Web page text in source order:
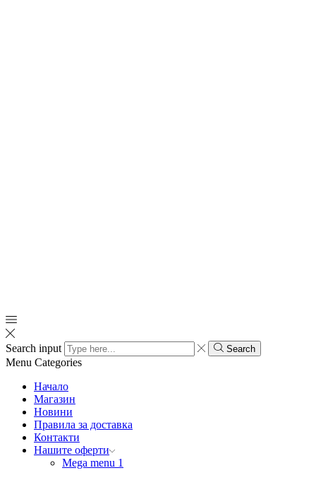
Search input Search
Menu Categories
Начало
Магазин
Новини
Правила за доставка
Контакти
Нашите оферти
Mega menu 1